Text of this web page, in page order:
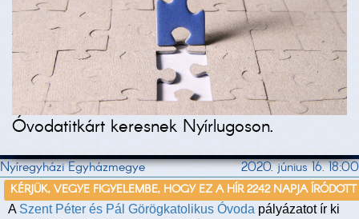
Óvodatitkárt keresnek Nyírlugoson.
Nyíregyházi Egyházmegye 2020. június 16. 18:00
KÉRJÜK, VEGYE FIGYELEMBE, HOGY EZ A HÍR 2242 NAPJA ÍRÓDOTT
A Szent Péter és Pál Görögkatolikus Óvoda pályázatot ír ki